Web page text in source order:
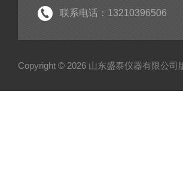
联系电话：13210396506
Copyright © 2026 山东盛泰仪器有限公司